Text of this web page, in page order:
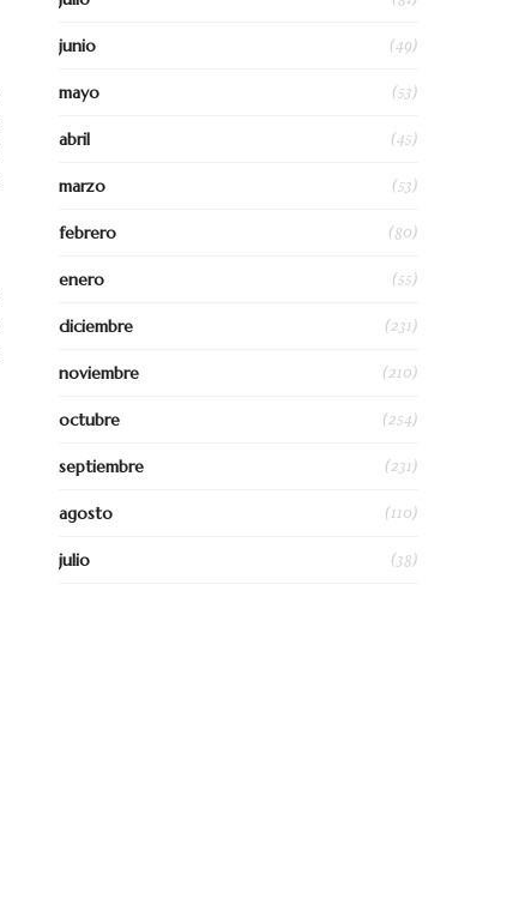
junio (49)
mayo (53)
abril (45)
marzo (53)
febrero (80)
enero (55)
diciembre (231)
noviembre (210)
octubre (254)
septiembre (231)
agosto (110)
julio (38)